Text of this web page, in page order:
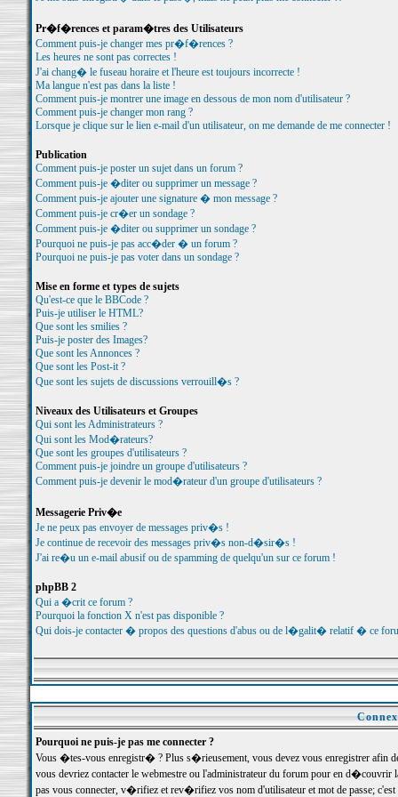
Pr�f�rences et param�tres des Utilisateurs
Comment puis-je changer mes pr�f�rences ?
Les heures ne sont pas correctes !
J'ai chang� le fuseau horaire et l'heure est toujours incorrecte !
Ma langue n'est pas dans la liste !
Comment puis-je montrer une image en dessous de mon nom d'utilisateur ?
Comment puis-je changer mon rang ?
Lorsque je clique sur le lien e-mail d'un utilisateur, on me demande de me connecter !
Publication
Comment puis-je poster un sujet dans un forum ?
Comment puis-je �diter ou supprimer un message ?
Comment puis-je ajouter une signature � mon message ?
Comment puis-je cr�er un sondage ?
Comment puis-je �diter ou supprimer un sondage ?
Pourquoi ne puis-je pas acc�der � un forum ?
Pourquoi ne puis-je pas voter dans un sondage ?
Mise en forme et types de sujets
Qu'est-ce que le BBCode ?
Puis-je utiliser le HTML?
Que sont les smilies ?
Puis-je poster des Images?
Que sont les Annonces ?
Que sont les Post-it ?
Que sont les sujets de discussions verrouill�s ?
Niveaux des Utilisateurs et Groupes
Qui sont les Administrateurs ?
Qui sont les Mod�rateurs?
Que sont les groupes d'utilisateurs ?
Comment puis-je joindre un groupe d'utilisateurs ?
Comment puis-je devenir le mod�rateur d'un groupe d'utilisateurs ?
Messagerie Priv�e
Je ne peux pas envoyer de messages priv�s !
Je continue de recevoir des messages priv�s non-d�sir�s !
J'ai re�u un e-mail abusif ou de spamming de quelqu'un sur ce forum !
phpBB 2
Qui a �crit ce forum ?
Pourquoi la fonction X n'est pas disponible ?
Qui dois-je contacter � propos des questions d'abus ou de l�galit� relatif � ce
Pourquoi ne puis-je pas me connecter ?
Vous �tes-vous enregistr� ? Plus s�rieusement, vous devez vous enregistrer
vous devriez contacter le webmestre ou l'administrateur du forum pour en
pas vous connecter, v�rifiez et rev�rifiez vos nom d'utilisateur et mot de passe;